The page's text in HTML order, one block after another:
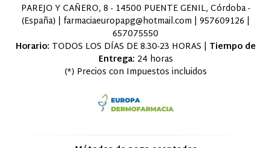
PAREJO Y CAÑERO, 8 - 14500 PUENTE GENIL, Córdoba -
(España) | farmaciaeuropapg@hotmail.com | 957609126 |
657075550
Horario: TODOS LOS DÍAS DE 8.30-23 HORAS | Tiempo de
Entrega: 24 horas
(*) Precios con Impuestos incluidos